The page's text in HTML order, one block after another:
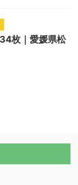
枚｜愛媛県松